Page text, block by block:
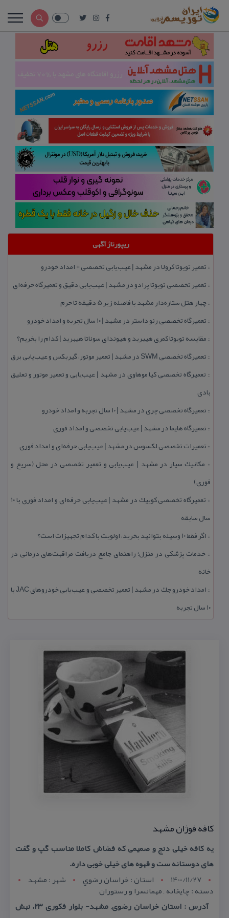
ریپورتاژ آگهی
:: تعمیر تویوتا كرولا در مشهد | عیب‌یابی تخصصی + امداد خودرو
:: تعمیر تخصصی تویوتا پرادو در مشهد | عیب‌یابی دقیق و تعمیرگاه حرفه‌ای
::چهار هتل‌ ستاره‌دار مشهد با فاصله زیر 5 دقیقه تا حرم
:: تعمیرگاه تخصصی رنو داستر در مشهد | ۱۰ سال تجربه و امداد خودرو
:: مقایسه تویوتا كمری هیبرید و هیوندای سوناتا هیبرید | كدام را بخریم؟
:: تعمیرگاه تخصصی SWM در مشهد | تعمیر موتور، گیربكس و عیب‌یابی برق
:: تعمیرگاه تخصصی كیا موهاوی در مشهد | عیب‌یابی و تعمیر موتور و تعلیق
بادی
:: تعمیرگاه تخصصی چری در مشهد | ۱۰ سال تجربه و امداد خودرو
:: تعمیرگاه هایما در مشهد | عیب‌یابی تخصصی و امداد فوری
:: تعمیرات تخصصی لكسوس در مشهد | عیب‌یابی حرفه‌ای و امداد فوری
:: مكانیك سیار در مشهد | عیب‌یابی و تعمیر تخصصی در محل (سریع و
فوری)
::
تعمیرگاه تخصصی كوییك در مشهد | عیب‌یابی حرفه‌ای و امداد فوری با ۱۰
سال سابقه
:: اگر فقط 10 وسیله بتوانید بخرید، اولویت با كدام تجهیزات است؟
:: خدمات پزشكی در منزل؛ راهنمای جامع دریافت مراقبت‌های درمانی در
خانه
::
امداد خودرو جك در مشهد | تعمیر تخصصی و عیب‌یابی خودروهای JAC با
۱۰ سال تجربه
كافه فوژان مشهد
یه كافه خیلی دنج و صمیمی كه فضاش كاملا مناسب گپ و گفت
های دوستانه ست و قهوه های خیلی خوبی داره.
1400/11/27
استان : خراسان رضوي شهر : مشهد
دسته : چایخانه , مهمانسرا و رستوران
آدرس : استان خراسان رضوی, مشهد- بلوار فكوری ۲۳، نبش